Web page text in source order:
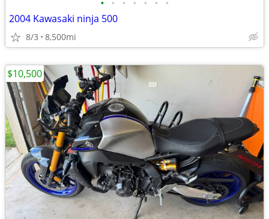
• • • • • • •
2004 Kawasaki ninja 500
8/3 8,500mi
$10,500